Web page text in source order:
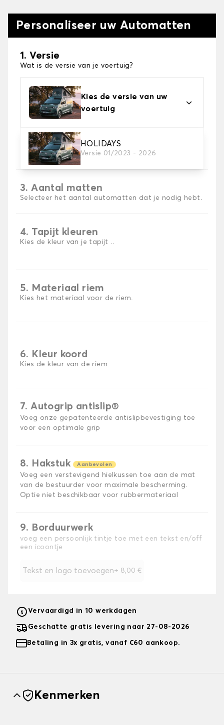
Personaliseer uw Automatten
1. Versie
Wat is de versie van je voertuig?
Kies de versie van uw
voertuig
HOLIDAYS
Versie 01/2023 - 2026
2. Materiaal
Kies het materiaal van uw automatten
3. Aantal matten
Selecteer het aantal automatten dat je nodig hebt.
4. Tapijt kleuren
Kies de kleur van je tapijt ..
5. Materiaal riem
Kies het materiaal voor de riem.
6. Kleur koord
Kies de kleur van de riem.
7. Autogrip antislip®
Voeg onze gepatenteerde antislipbevestiging toe
voor een optimale grip
8. Hakstuk Aanbevolen
Voeg een verstevigend hielkussen toe aan de mat
van de bestuurder voor maximale bescherming.
Optie niet beschikbaar voor rubbermateriaal
9. Borduurwerk
voeg een persoonlijk tintje toe met een tekst en/off
een icoontje
Tekst en logo toevoegen+ 8,00 €
Vervaardigd in 10 werkdagen
Geschatte gratis levering naar 27-08-2026
Betaling in 3x gratis, vanaf €60 aankoop.
Kenmerken